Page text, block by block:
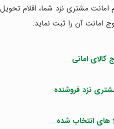
امانت مشتری نزد شما، اقلام تحویل
امانت آن را ثبت نماید.